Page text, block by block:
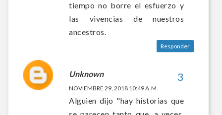
tiempo no borre el esfuerzo y
las vivencias de nuestros
ancestros.
Responder
Unknown
NOVIEMBRE 29, 2018 10:49 A. M.
Alguien dijo "hay historias que